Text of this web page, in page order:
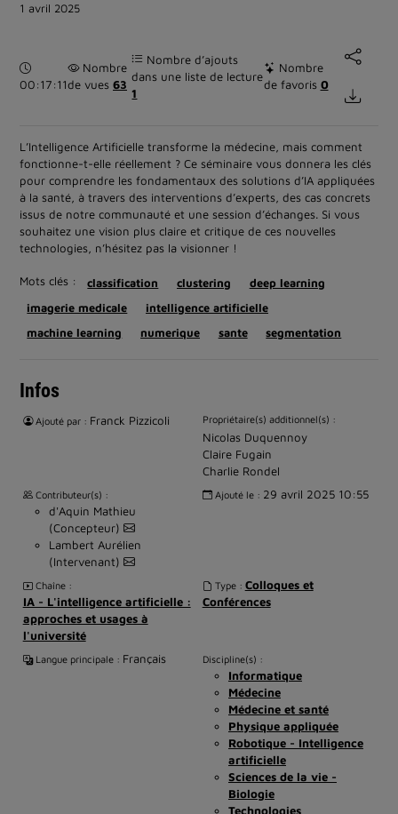
1 avril 2025
Durée :
00:17:11
Nombre
de vues 63
Nombre d’ajouts
dans une liste de lecture
1
Nombre
de favoris 0
L’Intelligence Artificielle transforme la médecine, mais comment
fonctionne-t-elle réellement ? Ce séminaire vous donnera les clés
pour comprendre les fondamentaux des solutions d’IA appliquées
à la santé, à travers des interventions d’experts, des cas concrets
issus de notre communauté et une session d’échanges. Si vous
souhaitez une vision plus claire et critique de ces nouvelles
technologies, n’hésitez pas la visionner !
Mots clés : classification clustering
deep learning
imagerie medicale
intelligence artificielle
machine learning
numerique sante segmentation
Infos
Ajouté par : Franck Pizzicoli Propriétaire(s) additionnel(s) :
Nicolas Duquennoy
Claire Fugain
Charlie Rondel
Contributeur(s) :
d'Aquin Mathieu
(Concepteur)
Lambert Aurélien
(Intervenant)
Ajouté le : 29 avril 2025 10:55
Chaîne :
IA - L'intelligence artificielle :
approches et usages à
l'université
Type : Colloques et
Conférences
Langue principale : Français Discipline(s) :
Informatique
Médecine
Médecine et santé
Physique appliquée
Robotique - Intelligence
artificielle
Sciences de la vie -
Biologie
Technologies